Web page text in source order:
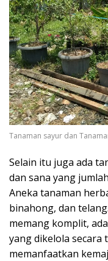
Tanaman sayur dan
Selain itu juga ada
dan sana yang
Aneka tanaman
binahong, dan
memang komplit,
yang dikelola secara
memanfaatkan